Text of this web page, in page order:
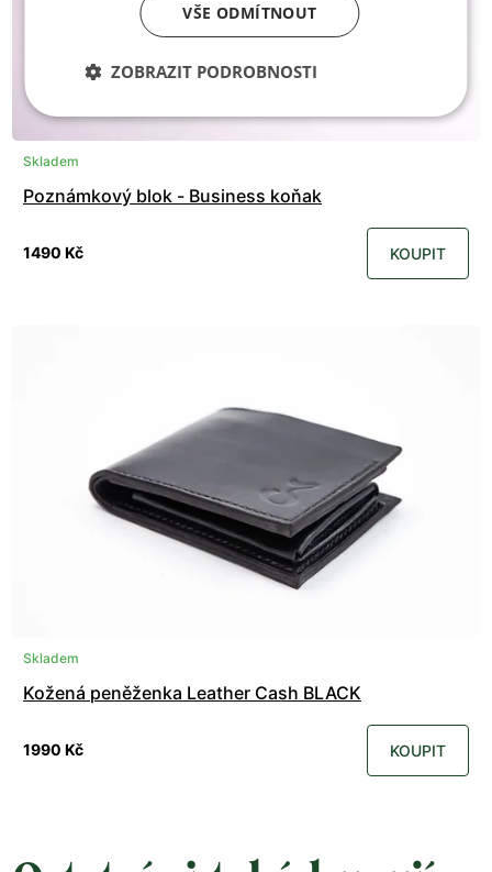
Skladem
Poznámkový blok - Business koňak
1490 Kč KOUPIT
Skladem
Kožená peněženka Leather Cash BLACK
1990 Kč KOUPIT
VŠE ODMÍTNOUT
ZOBRAZIT PODROBNOSTI